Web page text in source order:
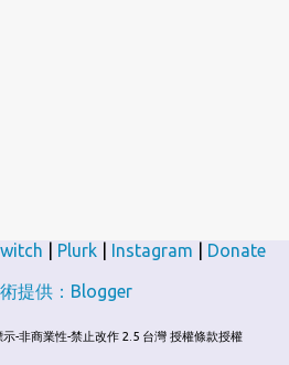
Plurk Instagram Donate
提供：Blogger
-非商業性-禁止改作 2.5 台灣 授權條款授權